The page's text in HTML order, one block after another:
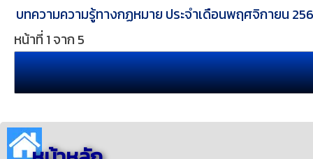
บทความความรู้ทางกฏหมาย ประจำเดือนพฤศจิกายน
หน้าที่ 1 จาก 5